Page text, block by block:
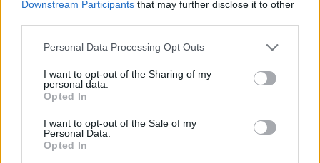
Downstream Participants that may further disclose it to other
Please note that this website/app uses one or more Google
not limited to your visit or usage behaviour. You may click to
grant or deny consent to Google and its third-party tags to
use your data for below specified purposes in below Google
consent section.
Personal Data Processing Opt Outs
I want to opt-out of the Sharing of my
personal data.
Opted In
I want to opt-out of the Sale of my
Personal Data.
Opted In
ce
b
o
o
k
it
te
r
te
re
st
at
s
A
p
a
re
NOTIZIE RECENTI
Sangue, musica e solidarietà con Avis Olbia al
Delta Center